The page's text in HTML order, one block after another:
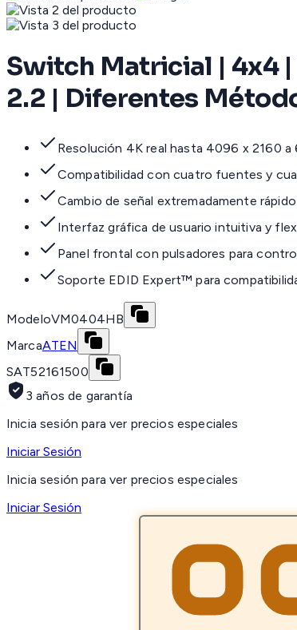
Switch Matricial | 4x4 |
2.2 | Diferentes
Resolución 4K real hasta 4096 x 2160 a
Compatibilidad con cuatro fuentes y
Cambio de señal extremadamente
Interfaz gráfica de usuario intuitiva y
Panel frontal con pulsadores para
Soporte EDID Expert™ para
ModeloVM0404HB
MarcaATEN
SAT52161500
3 años de garantía
Inicia sesión para ver precios especiales
Iniciar Sesión
Inicia sesión para ver precios especiales
Iniciar Sesión